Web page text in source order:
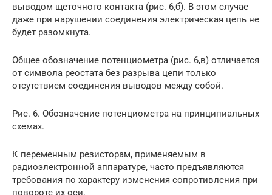
выводом щеточного контакта (рис. 6,б). В этом случае
даже при нарушении соединения электрическая цепь не
будет разомкнута.
Общее обозначение потенциометра (рис. 6,в) отличается
от символа реостата без разрыва цепи только
отсутствием соединения выводов между собой.
Рис. 6. Обозначение потенциометра на принципиальных
схемах.
К переменным резисторам, применяемым в
радиоэлектронной аппаратуре, часто предъявляются
требования по характеру изменения сопротивления при
повороте их оси.